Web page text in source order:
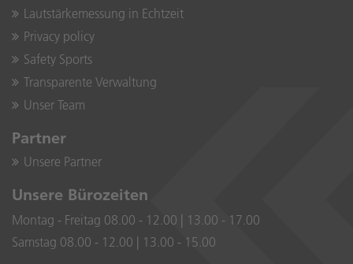
Lautstärkemessung in Echtzeit
Privacy policy
Safety Sports
Transparente Verwaltung
Unser Team
Partner
Unsere Partner
Unsere Bürozeiten
Montag - Freitag 08.00 - 12.00 | 13.00 - 17.00
Samstag 08.00 - 12.00 | 13.00 - 15.00